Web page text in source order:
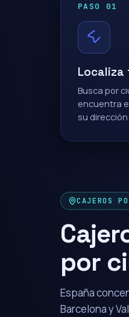
PASO 01
Localiza
Busca por
encuentra
su dirección
CAJEROS
por
España
Barcelona y